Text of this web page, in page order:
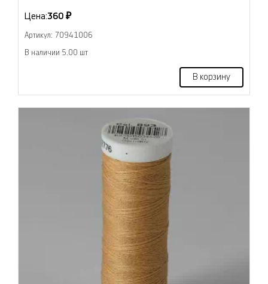
Цена:360 ₽
Артикул: 70941006
В наличии 5.00 шт
В корзину